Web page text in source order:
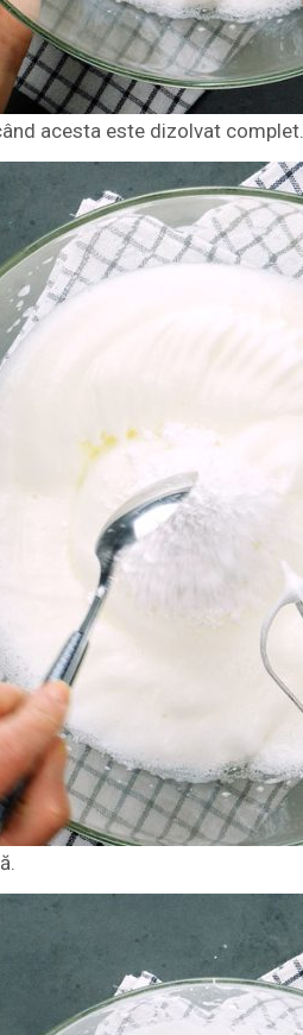
acesta este dizolvat complet.